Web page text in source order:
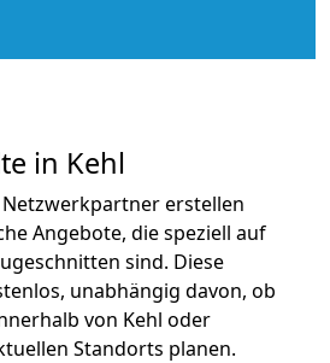
in Kehl
erstellen
Angebote, die speziell auf
sind. Diese
unabhängig davon, ob
von Kehl oder
Standorts planen.